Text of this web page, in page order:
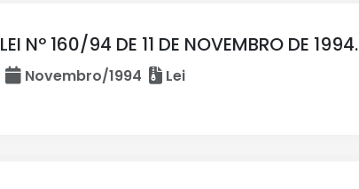
LEI Nº 160/94 DE 11 DE NOVEMBRO DE 1994.
Novembro/1994 Lei